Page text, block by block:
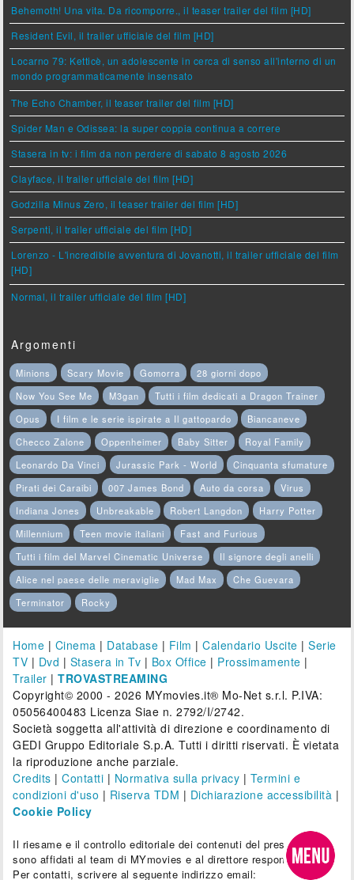
Behemoth! Una vita. Da ricomporre., il teaser trailer del film [HD]
Resident Evil, il trailer ufficiale del film [HD]
Locarno 79: Ketticè, un adolescente in cerca di senso all'interno di un
mondo programmaticamente insensato
The Echo Chamber, il teaser trailer del film [HD]
Spider Man e Odissea: la super coppia continua a correre
Stasera in tv: i film da non perdere di sabato 8 agosto 2026
Clayface, il trailer ufficiale del film [HD]
Godzilla Minus Zero, il teaser trailer del film [HD]
Serpenti, il trailer ufficiale del film [HD]
Lorenzo - L'incredibile avventura di Jovanotti, il trailer ufficiale del film
[HD]
Normal, il trailer ufficiale del film [HD]
Argomenti
Minions Scary Movie Gomorra
28 giorni dopo
Now You See Me
M3gan
Tutti i film dedicati a Dragon Trainer
Opus
I film e le serie ispirate a Il gattopardo
Biancaneve
Checco Zalone
Oppenheimer Baby Sitter
Royal Family
Leonardo Da Vinci
Jurassic Park - World
Cinquanta sfumature
Pirati dei Caraibi
007 James Bond Auto da corsa
Virus
Indiana Jones
Unbreakable Robert Langdon
Harry Potter
Millennium
Teen movie italiani
Fast and Furious
Tutti i film del Marvel Cinematic Universe
Il signore degli anelli
Alice nel paese delle meraviglie
Mad Max
Che Guevara
Terminator
Rocky
Home | Cinema | Database | Film |Calendario Uscite |Serie
TV | Dvd | Stasera in Tv | Box Office | Prossimamente |
Trailer |TROVASTREAMING
Copyright© 2000 - 2026 MYmovies.it® Mo-Net s.r.l. P.IVA:
05056400483 Licenza Siae n. 2792/I/2742.
Società soggetta all'attività di direzione e coordinamento di
GEDI Gruppo Editoriale S.p.A. Tutti i diritti riservati. È vietata
la riproduzione anche parziale.
Credits |Contatti | Normativa sulla privacy | Termini e
condizioni d'uso | Riserva TDM | Dichiarazione accessibilità |
Cookie Policy
Il riesame e il controllo editoriale dei contenuti del presente sito
sono affidati al team di MYmovies e al direttore responsabile.
Per contatti, scrivere al seguente indirizzo email: